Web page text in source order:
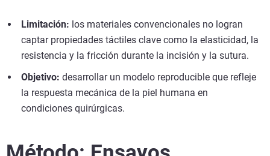
Limitación: los materiales convencionales no logran
captar propiedades táctiles clave como la elasticidad, la
resistencia y la fricción durante la incisión y la sutura.
Objetivo: desarrollar un modelo reproducible que refleje
la respuesta mecánica de la piel humana en
condiciones quirúrgicas.